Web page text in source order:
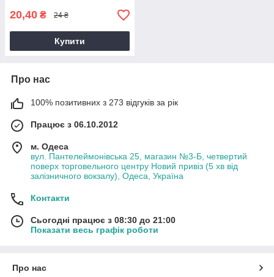
20,40 ₴ 24 ₴
Купити
Про нас
100% позитивних з 273 відгуків за рік
Працює з 06.10.2012
м. Одеса
вул. Пантелеймонівська 25, магазин №3-Б, четвертий
поверх торговельного центру Новий привіз (5 хв від
залізничного вокзалу), Одеса, Україна
Контакти
Сьогодні працює з 08:30 до 21:00
Показати весь графік роботи
Про нас